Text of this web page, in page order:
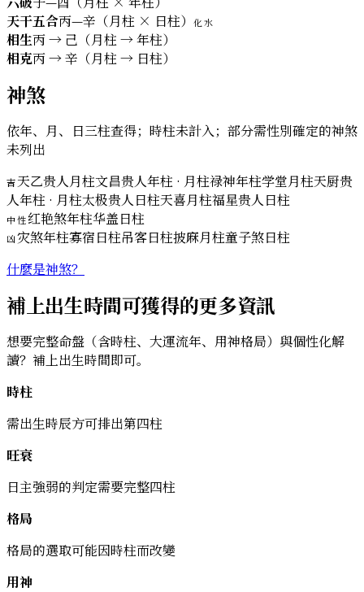
天干五合丙—辛（月柱 × 日柱） 化水
相生丙 → 己（月柱 → 年柱）
相克丙 → 辛（月柱 → 日柱）
神煞
依年、月、日三柱查得；時柱未計入；部分需性別確定的神煞
未列出
吉天乙贵人月柱文昌贵人年柱 · 月柱禄神年柱学堂月柱天厨贵
人年柱 · 月柱太极贵人日柱天喜月柱福星贵人日柱
中性红艳煞年柱华盖日柱
凶灾煞年柱寡宿日柱吊客日柱披麻月柱童子煞日柱
什麼是神煞？
補上出生時間可獲得的更多資訊
想要完整命盤（含時柱、大運流年、用神格局）與個性化解
讀？補上出生時間即可。
時柱
需出生時辰方可排出第四柱
旺衰
日主強弱的判定需要完整四柱
格局
格局的選取可能因時柱而改變
用神